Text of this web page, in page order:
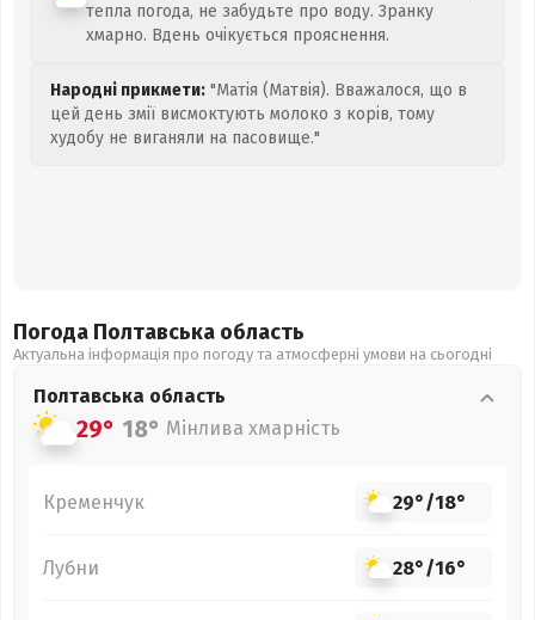
тепла погода, не забудьте про воду. Зранку
хмарно. Вдень очікується прояснення.
Народні прикмети: "Матія (Матвія). Вважалося, що в
цей день змії висмоктують молоко з корів, тому
худобу не виганяли на пасовище."
Погода Полтавська область
Актуальна інформація про погоду та атмосферні умови на сьогодні
Полтавська область
29° 18° Мінлива хмарність
Кременчук 29°/18°
Лубни 28°/16°